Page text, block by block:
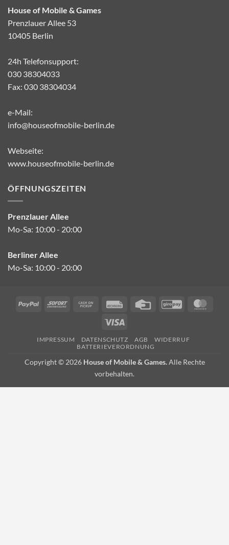
House of Mobile & Games
Prenzlauer Allee 53
10405 Berlin
24h Telefonsupport:
030 38304033
Fax: 030 38304034
e-Mail:
info@houseofmobile-berlin.de
Webseite:
www.houseofmobile-berlin.de
ÖFFNUNGSZEITEN
Prenzlauer Allee
Mo-Sa: 10:00 - 20:00
Berliner Allee
Mo-Sa: 10:00 - 20:00
PayPal Sofort
Cash
Pickup
Rechung
Credit
GiroPay
IMPRESSUM DATENSCHUTZ AGB
WIDERRUF
BATTERIEVERORDNUNG
Copyright © 2026 House of Mobile & Games.Alle Rechte
vorbehalten.